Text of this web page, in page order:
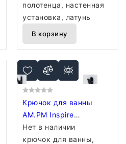
полотенца, настенная
установка, латунь
В корзину
Крючок для ванны
AM.PM Inspire
A50A35522
Нет в наличии
крючок для ванны,